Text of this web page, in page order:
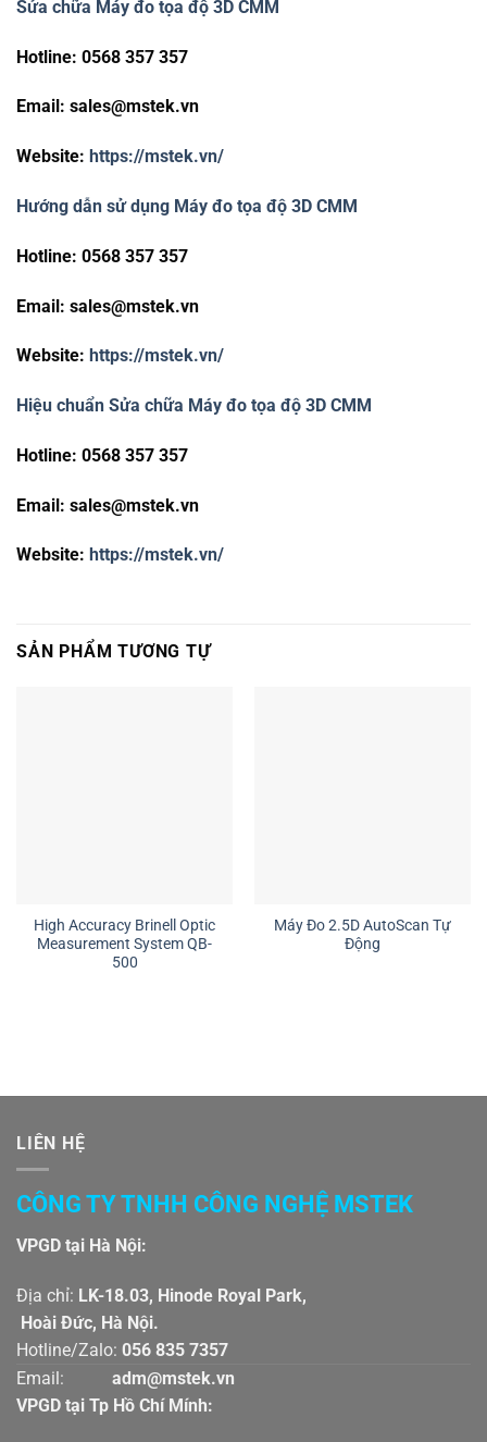
Sửa chữa Máy đo tọa độ 3D CMM
Hotline: 0568 357 357
Email: sales@mstek.vn
Website: https://mstek.vn/
Hướng dẫn sử dụng Máy đo tọa độ 3D CMM
Hotline: 0568 357 357
Email: sales@mstek.vn
Website: https://mstek.vn/
Hiệu chuẩn Sửa chữa Máy đo tọa độ 3D CMM
Hotline: 0568 357 357
Email: sales@mstek.vn
Website: https://mstek.vn/
SẢN PHẨM TƯƠNG TỰ
High Accuracy Brinell Optic
Measurement System QB-
500
Máy Đo 2.5D AutoScan Tự
Động
LIÊN HỆ
CÔNG TY TNHH CÔNG NGHỆ MSTEK
VPGD tại Hà Nội:
Địa chỉ: LK-18.03, Hinode Royal Park,
Hoài Đức, Hà Nội.
Hotline/Zalo: 056 835 7357
Email:
adm@mstek.vn
VPGD tại Tp Hồ Chí Mính: